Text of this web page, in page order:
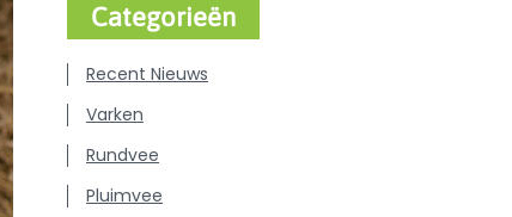
Categorieën
Recent Nieuws
Varken
Rundvee
Pluimvee